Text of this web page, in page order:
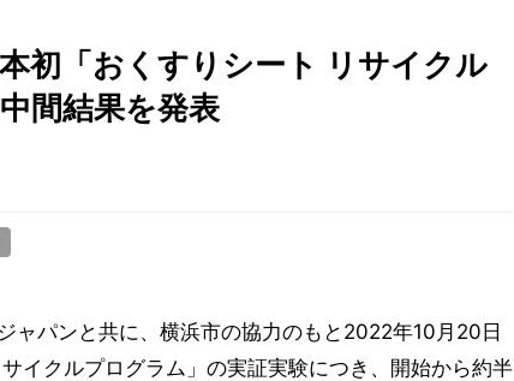
初「おくすりシート リサイクル
間結果を発表
ャパンと共に、横浜市の協力のもと2022年10月20日
イクルプログラム」の実証実験につき、開始から約半